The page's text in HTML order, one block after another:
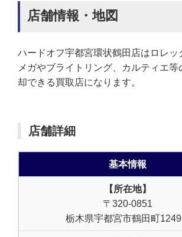
店舗情報・地図
ハードオフ宇都宮環状鶴田店はロレッ
メガやブライトリング、カルティエ等
却できる買取店になります。
店舗詳細
基本情報
【所在地】
〒320-0851
栃木県宇都宮市鶴田町